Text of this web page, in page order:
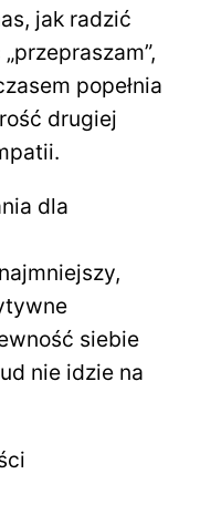
jak radzić
popełnia
drugiej
dla
siebie
nie idzie na